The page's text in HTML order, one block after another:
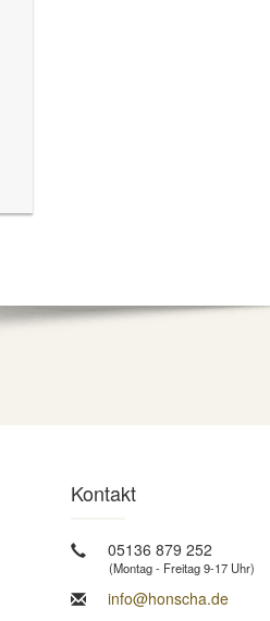
Kontakt
05136 879 252
(Montag - Freitag 9-17 Uhr)
info@honscha.de